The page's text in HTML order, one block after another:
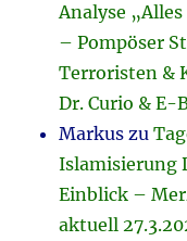
Analyse
– Pompöser
Terroristen &
Dr. Curio & E-
Markus zu
Islamisierung
Einblick –
aktuell